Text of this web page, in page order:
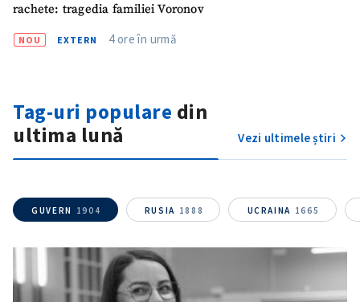
rachete: tragedia familiei Voronov
NOU EXTERN 4 ore în urmă
Tag-uri populare din
ultima lună
Vezi ultimele știri
GUVERN 1904 RUSIA 1888 UCRAINA 1665
ȘTIREA MEA
Titlu știre
+ Adaugă titlu